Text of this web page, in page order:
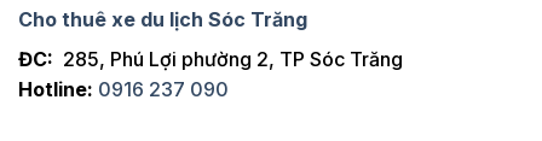
Cho thuê xe du lịch Sóc Trăng
ĐC: 285, Phú Lợi phường 2, TP Sóc Trăng
Hotline: 0916 237 090